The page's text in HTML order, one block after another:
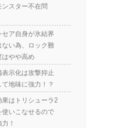
ンスター不在問
セア自身が氷結界
ない為、ロック難
はやや高め
表示化は攻撃抑止
て地味に強力！？
はトリシューラ2
使いこなせるので
！